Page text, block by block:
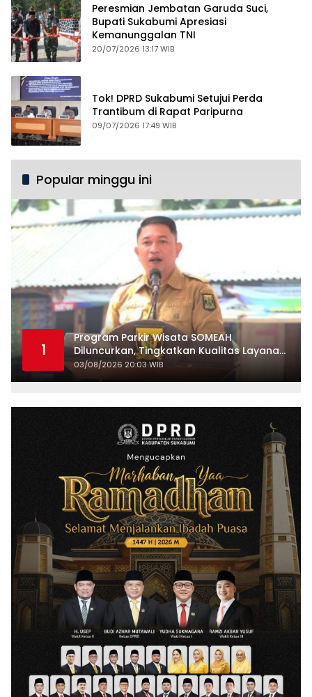
Peresmian Jembatan Garuda Suci,
Bupati Sukabumi Apresiasi
Kemanunggalan TNI
20/07/2026 13:17 WIB
Tok! DPRD Sukabumi Setujui Perda
Trantibum di Rapat Paripurna
09/07/2026 17:49 WIB
Popular minggu ini
1
Program Parkir Wisata SOMEAH
Diluncurkan, Tingkatkan Kualitas Layanan
Kepariwisataan
03/08/2026 20:03 WIB